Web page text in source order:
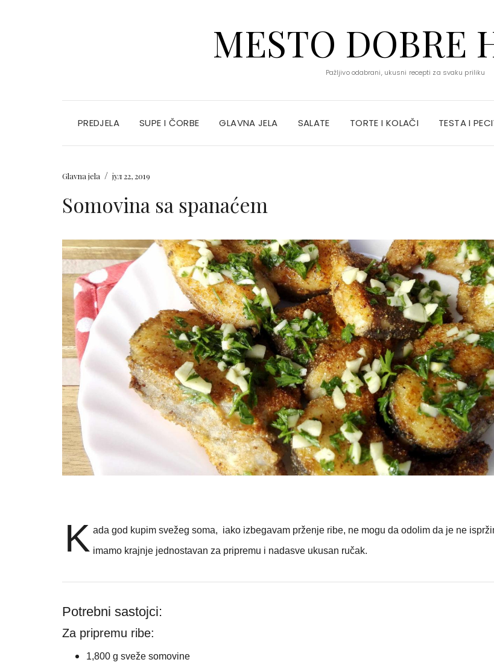
MESTO DOBRE
Pažljivo odabrani, ukusni recepti za svaku priliku
PREDJELA SUPE I ČORBE GLAVNA JELA SALATE TORTE I KOLAČI TESTA I
Glavna jela / јул 22, 2019
Somovina sa spanaćem
K ada god kupim svežeg soma, iako izbegavam prženje ribe, ne mogu da odolim da je ne
imamo krajnje jednostavan za pripremu i nadasve ukusan ručak.
Potrebni sastojci:
Za pripremu ribe:
1,800 g sveže somovine